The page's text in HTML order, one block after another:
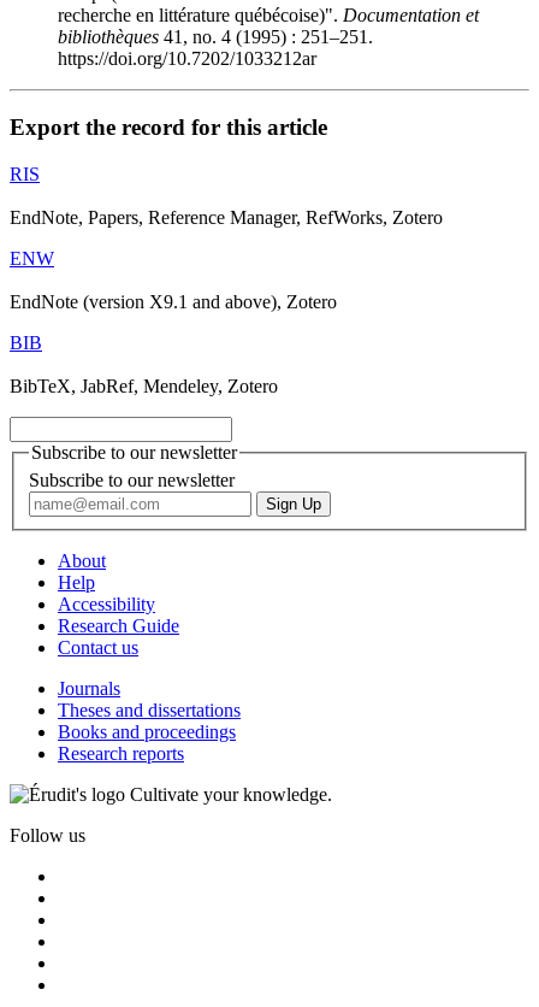
recherche en littérature québécoise)". Documentation et
bibliothèques 41, no. 4 (1995) : 251–251.
https://doi.org/10.7202/1033212ar
Export the record for this article
RIS
EndNote, Papers, Reference Manager, RefWorks, Zotero
ENW
EndNote (version X9.1 and above), Zotero
BIB
BibTeX, JabRef, Mendeley, Zotero
Subscribe to our newsletter
Subscribe to our newsletter
About
Help
Accessibility
Research Guide
Contact us
Journals
Theses and dissertations
Books and proceedings
Research reports
Cultivate your knowledge.
Follow us